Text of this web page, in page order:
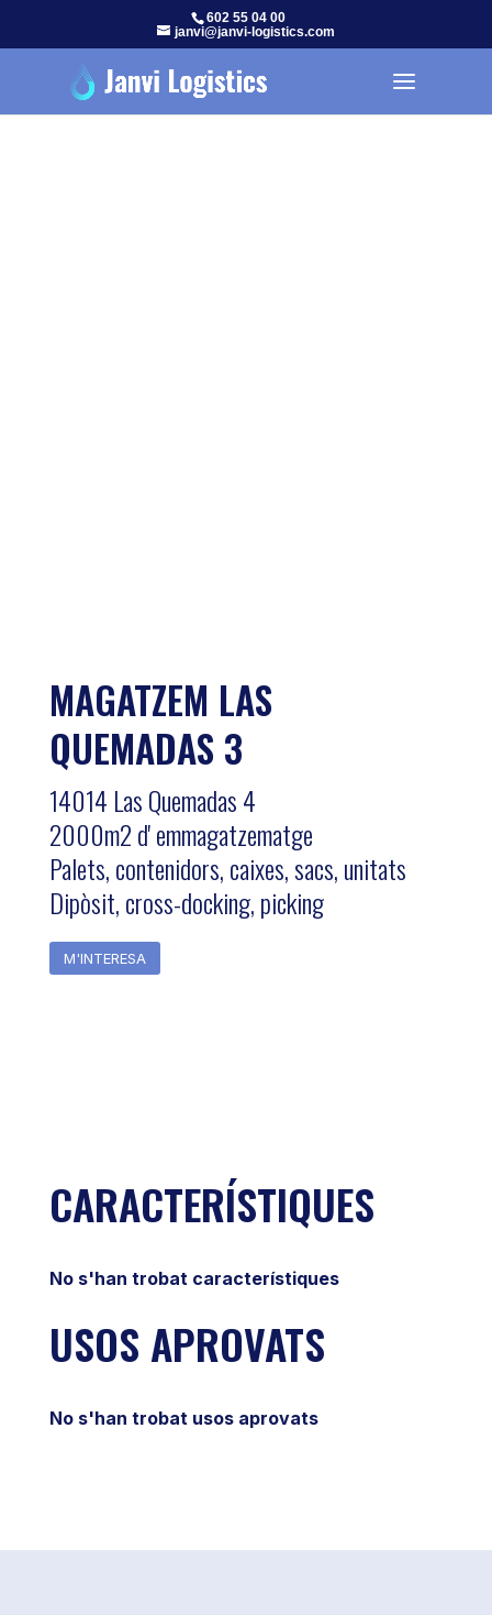
602 55 04 00
janvi@janvi-logistics.com
MAGATZEM LAS
QUEMADAS 3
14014 Las Quemadas 4
2000m2 d' emmagatzematge
Palets, contenidors, caixes, sacs, unitats
Dipòsit, cross-docking, picking
M'INTERESA
CARACTERÍSTIQUES
No s'han trobat característiques
USOS APROVATS
No s'han trobat usos aprovats